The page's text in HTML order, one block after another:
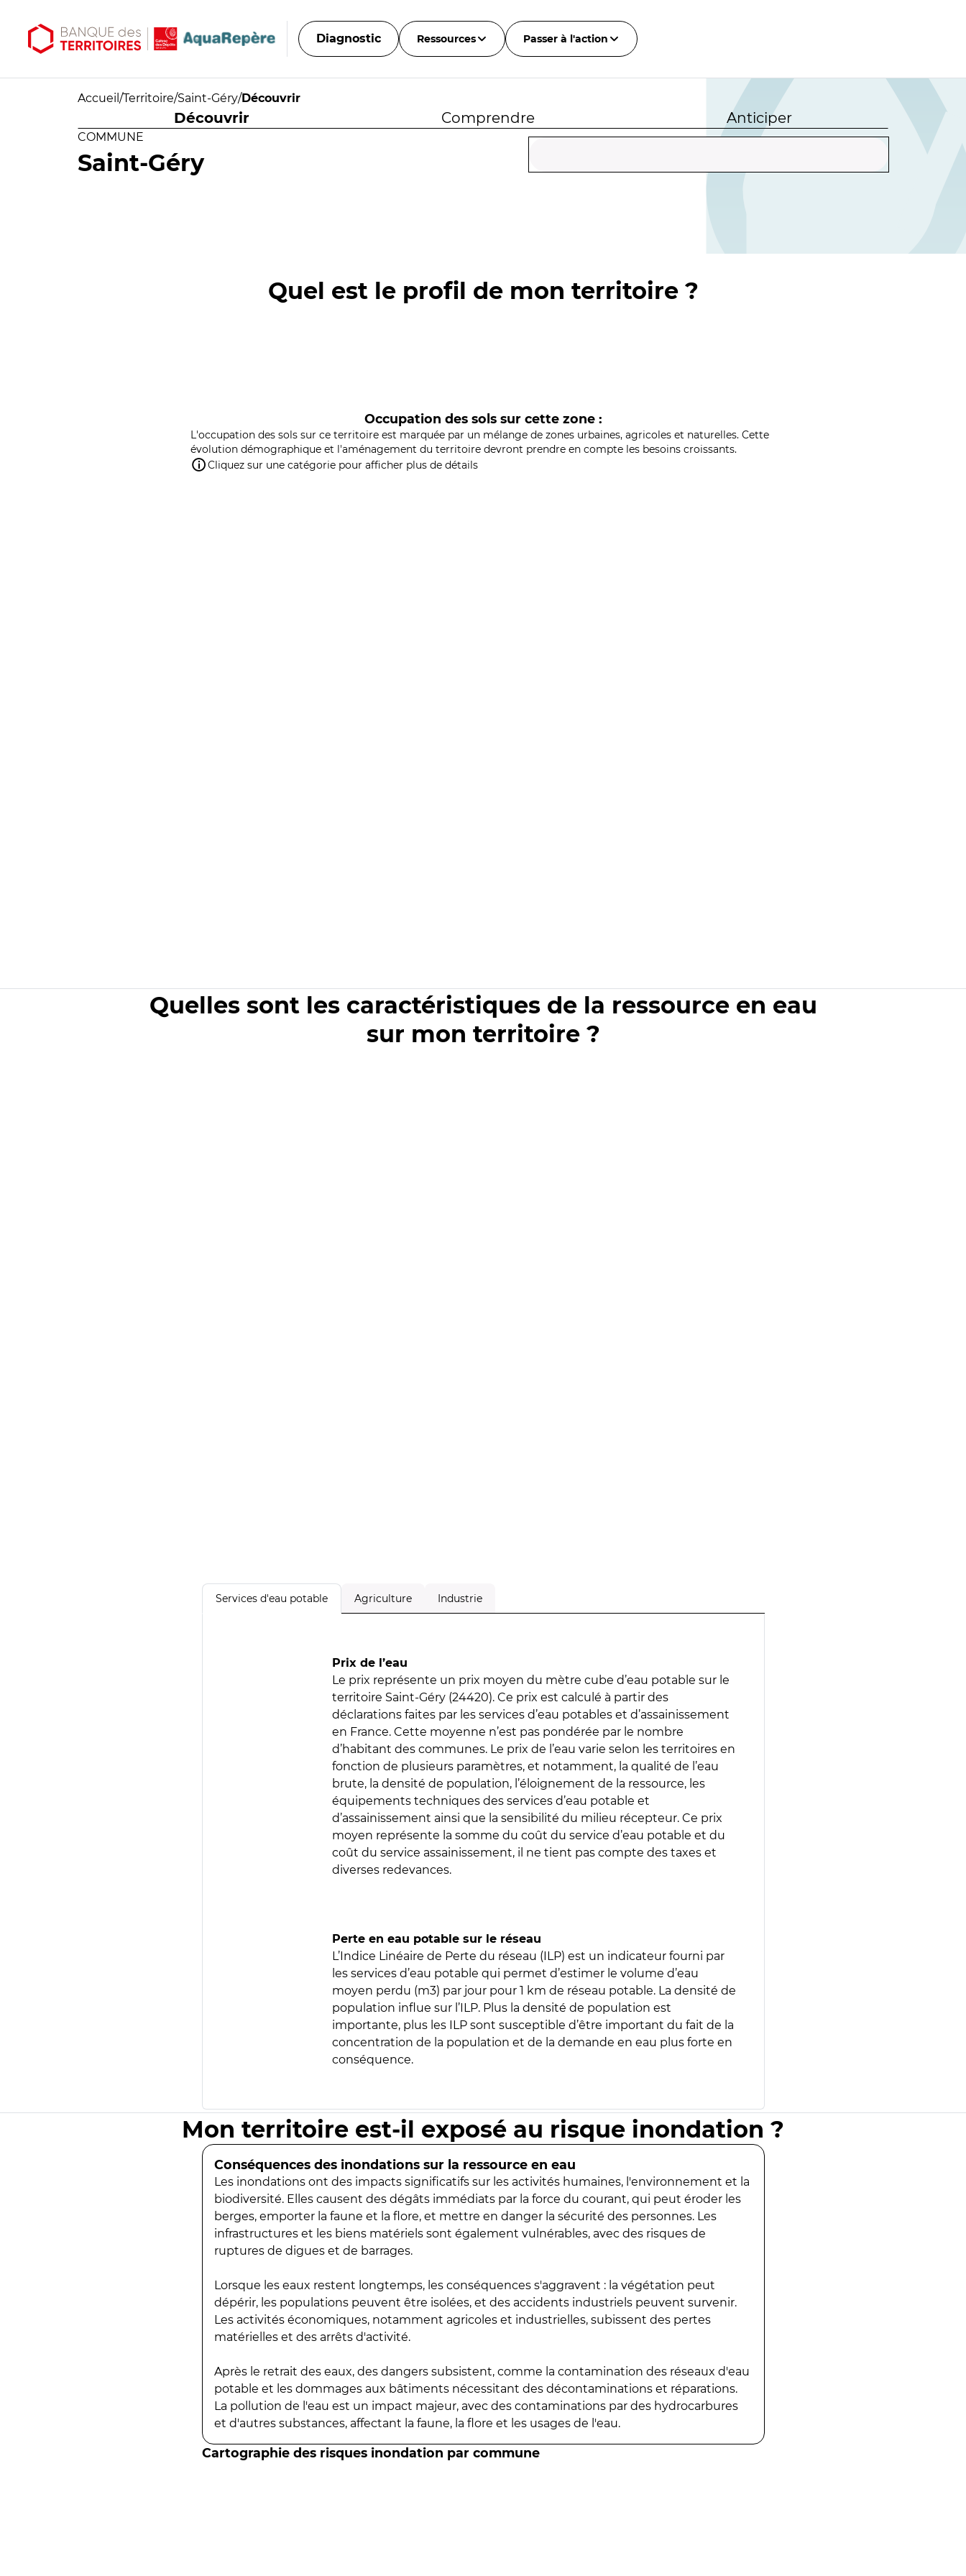
Diagnostic Ressources Passer à l'action
Accueil /Territoire/Saint-Géry/Découvrir
Découvrir Comprendre Anticiper
COMMUNE
Saint-Géry
Quel est le profil de mon territoire ?
Occupation des sols sur cette zone :
L'occupation des sols sur ce territoire est marquée par un mélange de zones urbaines, agricoles et naturelles. Cette
évolution démographique et l'aménagement du territoire devront prendre en compte les besoins croissants.
Cliquez sur une catégorie pour afficher plus de détails
Quelles sont les caractéristiques de la ressource en eau
sur mon territoire ?
Services d'eau potable Agriculture Industrie
Prix de l’eau
Le prix représente un prix moyen du mètre cube d’eau potable sur le
territoire Saint-Géry (24420). Ce prix est calculé à partir des
déclarations faites par les services d’eau potables et d’assainissement
en France. Cette moyenne n’est pas pondérée par le nombre
d’habitant des communes. Le prix de l’eau varie selon les territoires en
fonction de plusieurs paramètres, et notamment, la qualité de l’eau
brute, la densité de population, l’éloignement de la ressource, les
équipements techniques des services d’eau potable et
d’assainissement ainsi que la sensibilité du milieu récepteur. Ce prix
moyen représente la somme du coût du service d’eau potable et du
coût du service assainissement, il ne tient pas compte des taxes et
diverses redevances.
Perte en eau potable sur le réseau
L’Indice Linéaire de Perte du réseau (ILP) est un indicateur fourni par
les services d’eau potable qui permet d’estimer le volume d’eau
moyen perdu (m3) par jour pour 1 km de réseau potable. La densité de
population influe sur l’ILP. Plus la densité de population est
importante, plus les ILP sont susceptible d’être important du fait de la
concentration de la population et de la demande en eau plus forte en
conséquence.
Mon territoire est-il exposé au risque inondation ?
Conséquences des inondations sur la ressource en eau
Les inondations ont des impacts significatifs sur les activités humaines, l'environnement et la
biodiversité. Elles causent des dégâts immédiats par la force du courant, qui peut éroder les
berges, emporter la faune et la flore, et mettre en danger la sécurité des personnes. Les
infrastructures et les biens matériels sont également vulnérables, avec des risques de
ruptures de digues et de barrages.
Lorsque les eaux restent longtemps, les conséquences s'aggravent : la végétation peut
dépérir, les populations peuvent être isolées, et des accidents industriels peuvent survenir.
Les activités économiques, notamment agricoles et industrielles, subissent des pertes
matérielles et des arrêts d'activité.
Après le retrait des eaux, des dangers subsistent, comme la contamination des réseaux d'eau
potable et les dommages aux bâtiments nécessitant des décontaminations et réparations.
La pollution de l'eau est un impact majeur, avec des contaminations par des hydrocarbures
et d'autres substances, affectant la faune, la flore et les usages de l'eau.
Cartographie des risques inondation par commune